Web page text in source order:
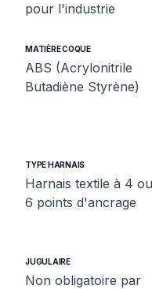
pour l'industrie
MATIÈRE COQUE
ABS (Acrylonitrile
Butadiène Styrène)
TYPE HARNAIS
Harnais textile à 4 ou
6 points d'ancrage
JUGULAIRE
Non obligatoire par